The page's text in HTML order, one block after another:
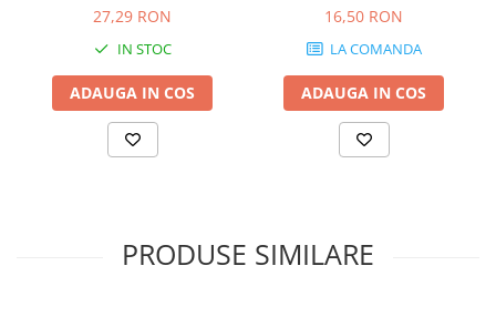
Tencuieli și Betoane
Amorse Tencuieli
Pardoseli și Nivelare Suport
Nivelare Grosieră
Nivelare în Strat Subțire
Stabilizare Suport
Flexi H 2m
27,29 RON
IN STOC
ADAUGA IN COS
16,50 RON
LA COMANDA
ADAUGA IN COS
PRODUSE SIMILARE